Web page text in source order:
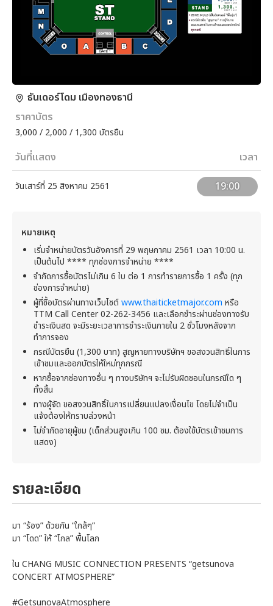
ธันเดอร์โดม เมืองทองธานี
ราคาบัตร
3,000 / 2,000 / 1,300 บัตรยืน
วันที่แสดง เวลา
วันเสาร์ที่ 25 สิงหาคม 2561 19:00
หมายเหตุ
เริ่มจำหน่ายบัตรวันอังคารที่ 29 พฤษภาคม 2561 เวลา 10:00 น.
เป็นต้นไป **** ทุกช่องการจำหน่าย ****
จำกัดการซื้อบัตรไม่เกิน 6 ใบ ต่อ 1 การทำรายการซื้อ 1 ครั้ง (ทุก
ช่องการจำหน่าย)
ผู้ที่ซื้อบัตรผ่านทางเว็บไซต์www.thaiticketmajor.com หรือ
TTM Call Center 02-262-3456 และเลือกชำระผ่านช่องทางรับ
ชำระเงินสด จะมีระยะเวลาการชำระเงินภายใน 2 ชั่วโมงหลังจาก
ทำการจอง
กรณีบัตรยืน (1,300 บาท) สูญหายทางบริษัทฯ ขอสงวนสิทธิ์ในการ
เข้าชมและออกบัตรให้ใหม่ทุกกรณี
หากซื้อจากช่องทางอื่น ๆ ทางบริษัทฯ จะไม่รับผิดชอบในกรณีใด ๆ
ทั้งสิ้น
ทางผู้จัด ขอสงวนสิทธิ์ในการเปลี่ยนแปลงเงื่อนไข โดยไม่จำเป็น
แจ้งต้องให้ทราบล่วงหน้า
ไม่จำกัดอายุผู้ชม (เด็กส่วนสูงเกิน 100 ซม. ต้องใช้บัตรเข้าชมการ
แสดง)
รายละเอียด
มา “ร้อง” ด้วยกัน “ใกล้ๆ”
มา “โดด” ให้ “ไกล” พื้นโลก
ใน CHANG MUSIC CONNECTION PRESENTS “getsunova
CONCERT ATMOSPHERE”
#GetsunovaAtmosphere